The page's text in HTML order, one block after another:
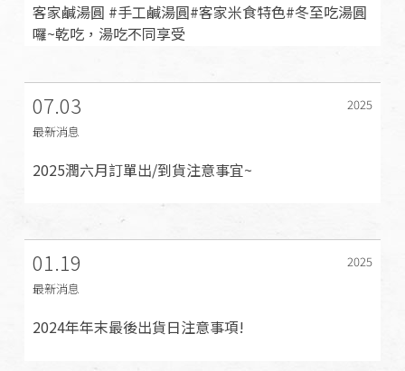
客家鹹湯圓 #手工鹹湯圓#客家米食特色#冬至吃湯圓
囉~乾吃，湯吃不同享受
07.03
2025
最新消息
2025潤六月訂單出/到貨注意事宜~
01.19
2025
最新消息
2024年年末最後出貨日注意事項!